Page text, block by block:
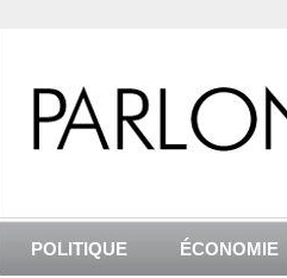
POLITIQUE ÉCONOMIE